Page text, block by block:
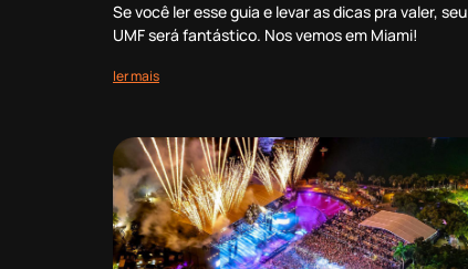
Se você ler esse guia e levar as dicas pra valer, seu
UMF será fantástico. Nos vemos em Miami!
ler mais